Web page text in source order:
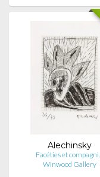
Alechinsky
Facéties et compagni…
Winwood Gallery